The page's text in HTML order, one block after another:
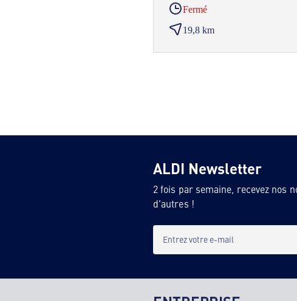
Fermé
19,8 km
ALDI Newsletter
2 fois par semaine, recevez nos
d'autres !
Entrez votre e-mail